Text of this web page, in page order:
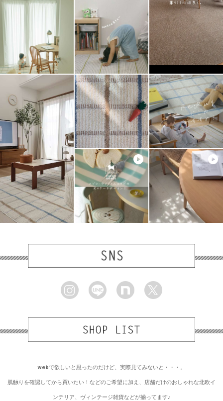
webで欲しいと思ったのだけど、実際見てみないと・・・。
肌触りを確認してから買いたい！などのご希望に加え、店舗だけのおしゃれな北欧イ
ンテリア、ヴィンテージ雑貨などが揃ってます♪